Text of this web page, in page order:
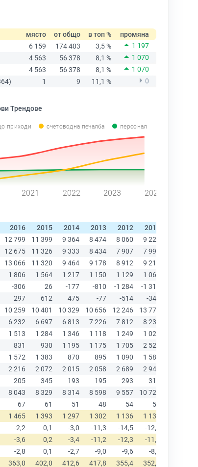
място от общо в топ %
промяна
6 159 174 403 3,5 %
1 197
4 563 56 378 8,1 %
1 070
4 563 56 378 8,1 %
1 070
1 9 11,1 % 0
Трендове
приходи счетоводна печалба персонал
2021 2022 2023 2024
2016 2015 2014 2013 2012 2011